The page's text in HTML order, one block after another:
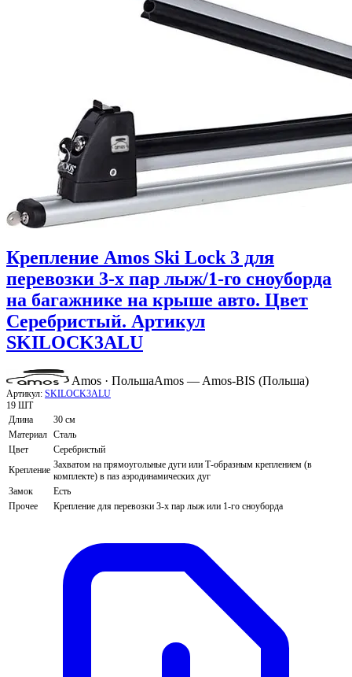
Крепление Amos Ski Lock 3 для
перевозки 3-х пар лыж/1-го сноуборда
на багажнике на крыше авто. Цвет
Серебристый. Артикул
SKILOCK3ALU
Amos · ПольшаAmos — Amos-BIS (Польша)
Артикул: SKILOCK3ALU
19 ШТ
Длина
30 см
Материал Сталь
Цвет
Серебристый
Крепление Захватом на прямоугольные дуги или Т-образным креплением (в
комплекте) в паз аэродинамических дуг
Замок
Есть
Прочее
Крепление для перевозки 3-х пар лыж или 1-го сноуборда